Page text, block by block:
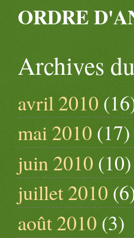
ORDRE
Archives
avril 2010
mai 2010 (17)
juin 2010 (10)
juillet 2010
août 2010 (3)